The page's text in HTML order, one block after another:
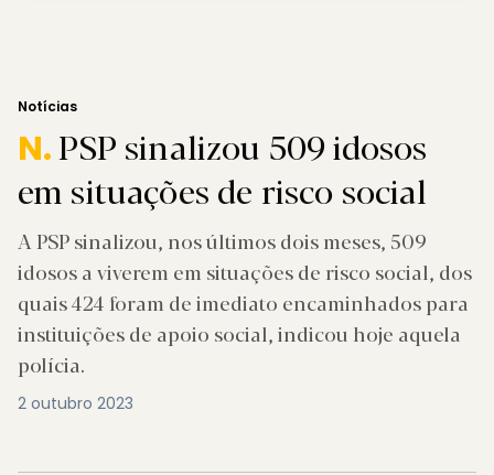
Notícias
N.PSP sinalizou 509 idosos
em situações de risco social
A PSP sinalizou, nos últimos dois meses, 509
idosos a viverem em situações de risco social, dos
quais 424 foram de imediato encaminhados para
instituições de apoio social, indicou hoje aquela
polícia.
2 outubro 2023